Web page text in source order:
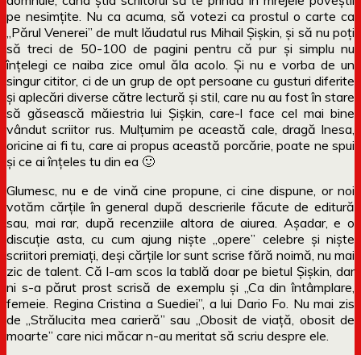
pe nesimțite. Nu ca acuma, să votezi ca prostul o carte ca
„Părul Venerei” de mult lăudatul rus Mihail Șișkin, și să nu poți
să treci de 50-100 de pagini pentru că pur și simplu nu
înțelegi ce naiba zice omul ăla acolo. Și nu e vorba de un
singur cititor, ci de un grup de opt persoane cu gusturi diferite
și aplecări diverse către lectură și stil, care nu au fost în stare
să găsească măiestria lui Șișkin, care-l face cel mai bine
vândut scriitor rus. Mulțumim pe această cale, dragă Inesa,
oricine ai fi tu, care ai propus această porcărie, poate ne spui
și ce ai înțeles tu din ea 🙂
Glumesc, nu e de vină cine propune, ci cine dispune, or noi
votăm cărțile în general după descrierile făcute de editură
sau, mai rar, după recenziile altora de aiurea. Așadar, e o
discuție asta, cu cum ajung niște „opere” celebre și niște
scriitori premiați, deși cărțile lor sunt scrise fără noimă, nu mai
zic de talent. Că l-am scos la tablă doar pe bietul Șișkin, dar
ni s-a părut prost scrisă de exemplu și „Ca din întâmplare,
femeie. Regina Cristina a Suediei”, a lui Dario Fo. Nu mai zis
de „Strălucita mea carieră” sau „Obosit de viață, obosit de
moarte” care nici măcar n-au meritat să scriu despre ele.